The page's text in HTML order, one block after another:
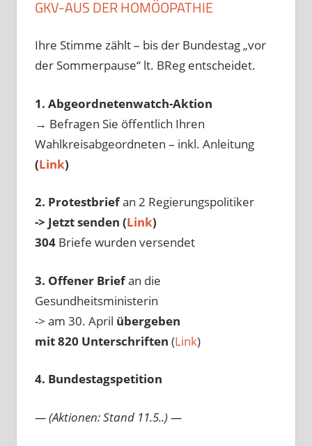
GKV-AUS DER HOMÖOPATHIE
Ihre Stimme zählt – bis der Bundestag „vor
der Sommerpause“ lt. BReg entscheidet.
1. Abgeordnetenwatch-Aktion
→ Befragen Sie öffentlich Ihren
Wahlkreisabgeordneten – inkl. Anleitung
(Link)
2. Protestbriefan 2 Regierungspolitiker
-> Jetzt senden (Link)
304Briefe wurden versendet
3. Offener Briefan die
Gesundheitsministerin
-> am 30. April übergeben
mit 820 Unterschriften (Link)
4. Bundestagspetition
— (Aktionen: Stand 11.5..) —